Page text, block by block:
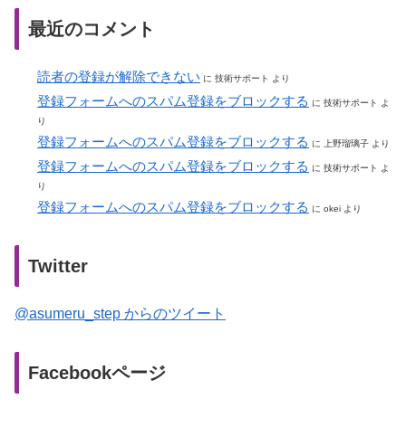
最近のコメント
読者の登録が解除できない に 技術サポート より
登録フォームへのスパム登録をブロックする に 技術サポート
よ
り
登録フォームへのスパム登録をブロックする に 上野瑠璃子 より
登録フォームへのスパム登録をブロックする に 技術サポート
よ
り
登録フォームへのスパム登録をブロックする に okei より
Twitter
@asumeru_step からのツイート
Facebookページ